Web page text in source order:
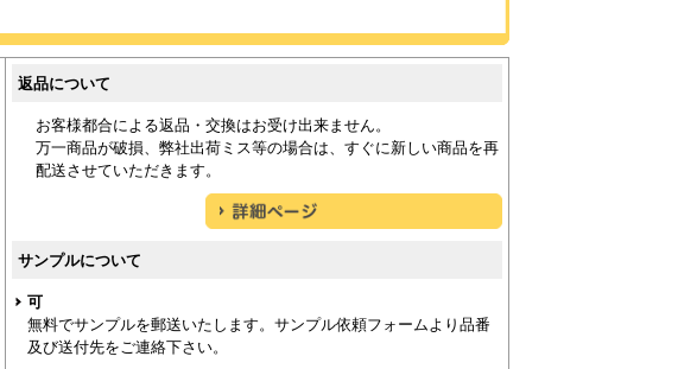
返品について
お客様都合による返品・交換はお受け出来ません。
万一商品が破損、弊社出荷ミス等の場合は、すぐに新しい商品を再
配送させていただきます。
サンプルについて
可
無料でサンプルを郵送いたします。サンプル依頼フォームより品番
及び送付先をご連絡下さい。